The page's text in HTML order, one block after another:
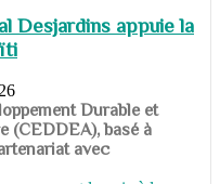
Desjardins appuie la
Durable et
(CEDDEA), basé à
avec